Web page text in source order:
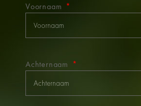
Voornaam
Achternaam